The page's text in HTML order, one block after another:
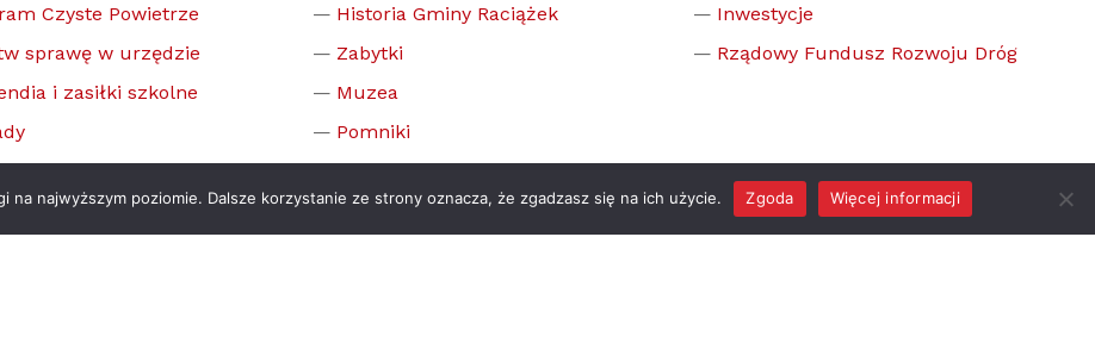
Czyste Powietrze
sprawę w urzędzie
i zasiłki szkolne
publiczne
Historia Gminy Raciążek
Zabytki
Muzea
Pomniki
Pomnik przyrody
Sport
Inwestycje
Rządowy Fundusz Rozwoju Dróg
na najwyższym poziomie. Dalsze korzystanie ze strony oznacza, że zgadzasz się na ich użycie. Zgoda Więcej informacji